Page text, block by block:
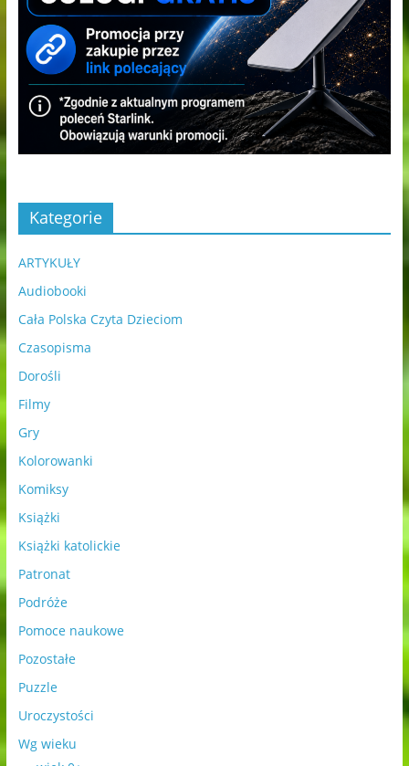
Kategorie
ARTYKUŁY
Audiobooki
Cała Polska Czyta Dzieciom
Czasopisma
Dorośli
Filmy
Gry
Kolorowanki
Komiksy
Książki
Książki katolickie
Patronat
Podróże
Pomoce naukowe
Pozostałe
Puzzle
Uroczystości
Wg wieku